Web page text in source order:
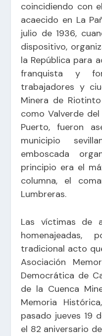
coincidiendo con
acaecido en La
julio de 1936,
dispositivo,
la República para
franquista y
trabajadores y
Minera de
como Valverde
Puerto, fueron
municipio
emboscada
principio era el
columna, el
Lumbreras.
Las víctimas de
tradicional acto
Asociación
Democrática de
de la Cuenca
Memoria
pasado jueves 19
el 82 aniversario